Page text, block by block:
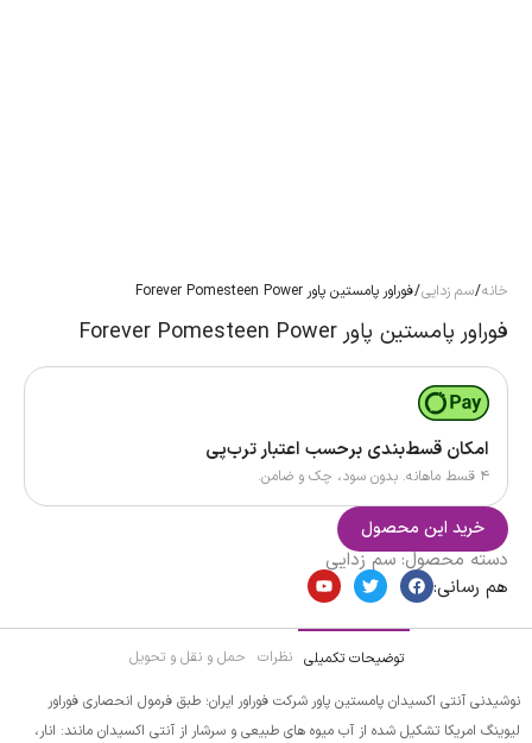
خانه/سم زدایی/ فوراور پامستین پاور Forever Pomesteen Power
فوراور پامستین پاور Forever Pomesteen Power
امکان قسط‌بندی برحسب اعتبار ترب‌پی
۴ قسط ماهانه. بدون سود، چک و ضامن.
خرید این محصول
دسته محصول:سم زدایی
هم رسانی:
توضیحات تکمیلی نظرات حمل و نقل و تحویل
نوشیدنی آنتی اکسیدان پامستین پاور شرکت فوراور ایران؛ طبق فرمول انحصاری فوراور
لیوینگ امریکا تشکیل شده از آب میوه های طبیعی و سرشار از آنتی اکسیدان مانند: انار،